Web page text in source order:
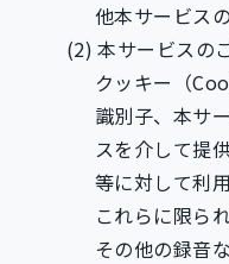
他本サービス
本サービスの
クッキー（
識別子、本サ
スを介して提
等に対して利
これらに限ら
その他の録音